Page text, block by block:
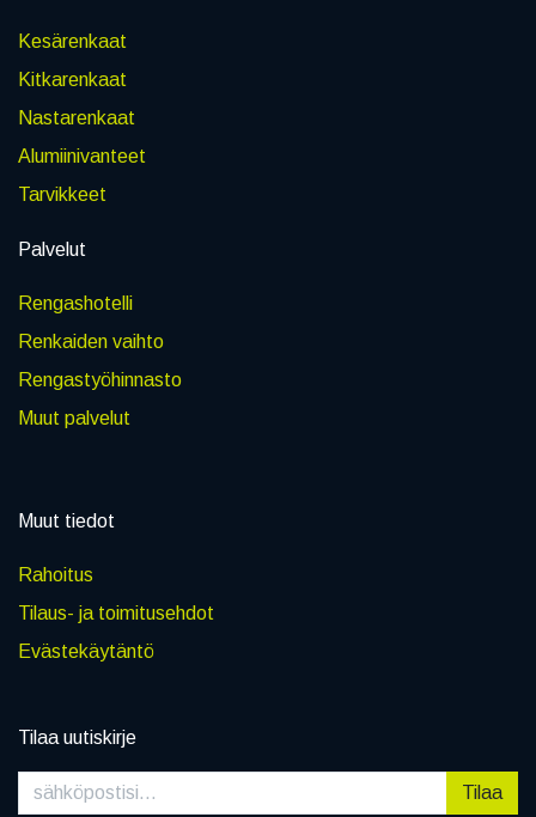
Kesärenkaat
Kitkarenkaat
Nastarenkaat
Alumiinivanteet
Tarvikkeet
Palvelut
Rengashotelli
Renkaiden vaihto
Rengastyöhinnasto
Muut palvelut
Muut tiedot
Rahoitus
Tilaus- ja toimitusehdot
Evästekäytäntö
Tilaa uutiskirje
Tilaa